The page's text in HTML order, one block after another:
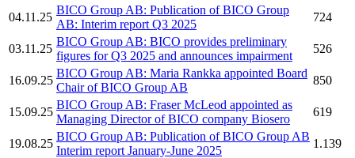
04.11.25
BICO Group AB: Publication ofBICO Group
AB: Interim report Q3 2025
724
03.11.25
BICO Group AB: BICO provides preliminary
figures for Q3 2025 and announces impairment
526
16.09.25
BICO Group AB: Maria Rankka appointed Board
Chair ofBICO Group AB
850
15.09.25
BICO Group AB: Fraser McLeod appointed as
Managing Director ofBICO company Biosero
619
19.08.25
BICO Group AB: Publication ofBICO Group AB
Interim report January-June 2025
1.139